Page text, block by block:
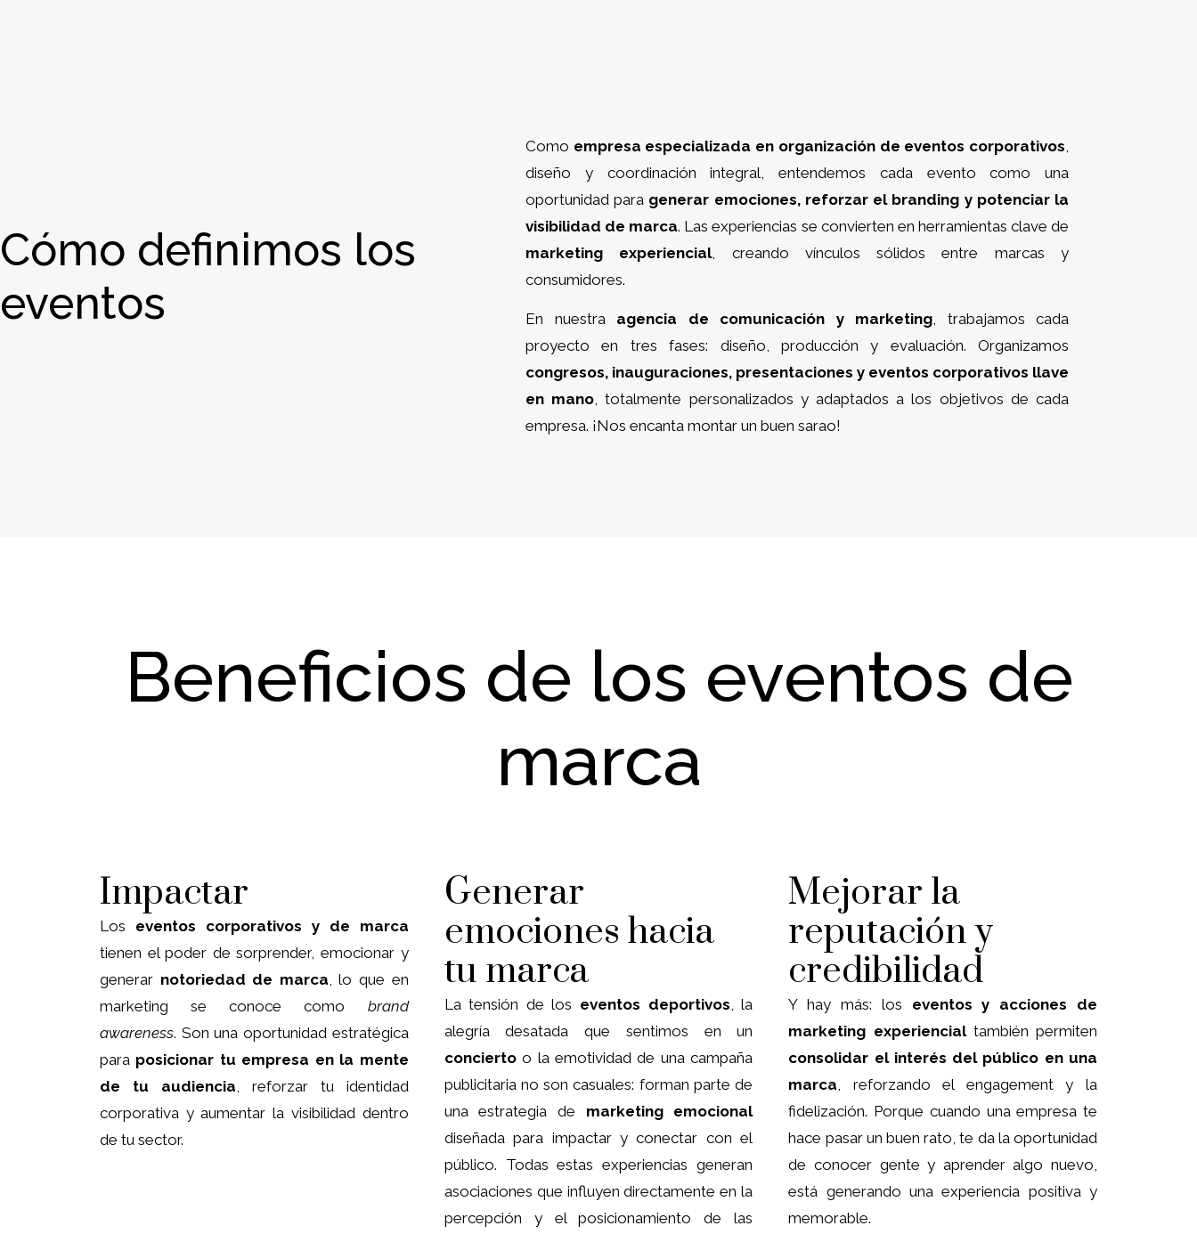
Cómo definimos los
eventos
Como empresa especializada en organización de eventos corporativos,
diseño y coordinación integral, entendemos cada evento como una
oportunidad para generar emociones, reforzar el branding y potenciar la
visibilidad de marca. Las experiencias se convierten en herramientas clave de
marketing experiencial, creando vínculos sólidos entre marcas y
consumidores.
En nuestra agencia de comunicación y marketing, trabajamos cada
proyecto en tres fases: diseño, producción y evaluación. Organizamos
congresos, inauguraciones, presentaciones y eventos corporativos llave
en mano, totalmente personalizados y adaptados a los objetivos de cada
empresa. ¡Nos encanta montar un buen sarao!
Beneficios de los eventos de
marca
Impactar
Los eventos corporativos y de marca
tienen el poder de sorprender, emocionar y
generar notoriedad de marca , lo que en
marketing se conoce como brand
awareness. Son una oportunidad estratégica
para posicionar tu empresa en la mente
de tu audiencia , reforzar tu identidad
corporativa y aumentar la visibilidad dentro
de tu sector.
Generar
emociones hacia
tu marca
La tensión de los eventos deportivos , la
alegría desatada que sentimos en un
conciertoo la emotividad de una campaña
publicitaria no son casuales: forman parte de
una estrategia de marketing emocional
diseñada para impactar y conectar con el
público. Todas estas experiencias generan
asociaciones que influyen directamente en la
percepción y el posicionamiento de las
Mejorar la
reputación y
credibilidad
Y hay más: los eventos y acciones de
marketing experiencialtambién permiten
consolidar el interés del público en una
marca , reforzando el engagement y la
fidelización. Porque cuando una empresa te
hace pasar un buen rato, te da la oportunidad
de conocer gente y aprender algo nuevo,
está generando una experiencia positiva y
memorable.